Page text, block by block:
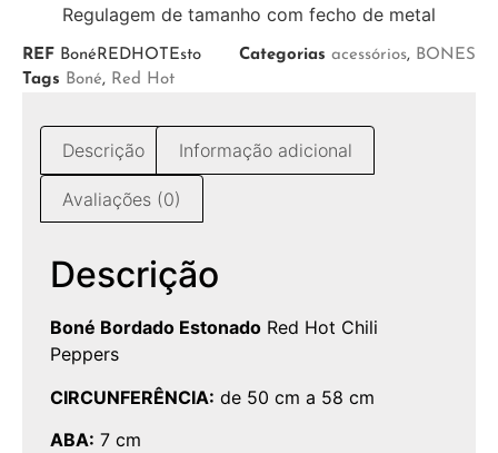
Regulagem de tamanho com fecho de metal
REF BonéREDHOTEsto Categorias acessórios, BONES
Tags Boné, Red Hot
Descrição Informação adicional
Avaliações (0)
Descrição
Boné Bordado Estonado Red Hot Chili
Peppers
CIRCUNFERÊNCIA: de 50 cm a 58 cm
ABA: 7 cm